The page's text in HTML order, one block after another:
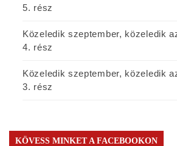
5. rész
Közeledik szeptember, közeledik
4. rész
Közeledik szeptember, közeledik
3. rész
KÖVESS MINKET A FACEBOOKON